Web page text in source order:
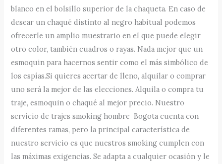
blanco en el bolsillo superior de la chaqueta. En caso de
desear un chaqué distinto al negro habitual podemos
ofrecerle un amplio muestrario en el que puede elegir
otro color, también cuadros o rayas. Nada mejor que un
esmoquin para hacernos sentir como el más simbólico de
los espías.Si quieres acertar de lleno, alquilar o comprar
uno será la mejor de las elecciones. Alquila o compra tu
traje, esmoquin o chaqué al mejor precio. Nuestro
servicio de trajes smoking hombre Bogota cuenta con
diferentes ramas, pero la principal característica de
nuestro servicio es que nuestros smoking cumplen con
las máximas exigencias. Se adapta a cualquier ocasión y le